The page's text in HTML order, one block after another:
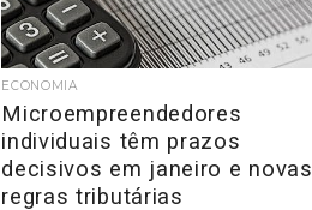
ECONOMIA
Microempreendedores
individuais têm prazos
decisivos em janeiro e novas
regras tributárias